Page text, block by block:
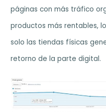
páginas con más tráfico
productos más rentables,
solo las tiendas físicas
retorno de la parte digital.